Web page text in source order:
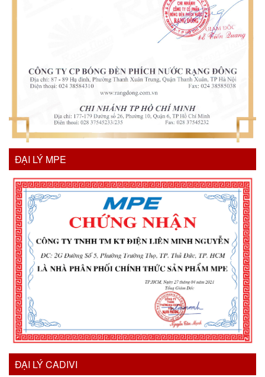
ĐẠI LÝ MPE
ĐẠI LÝ CADIVI